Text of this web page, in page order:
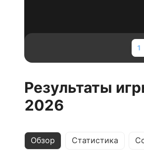
1
Результаты
2026
Обзор Статистика